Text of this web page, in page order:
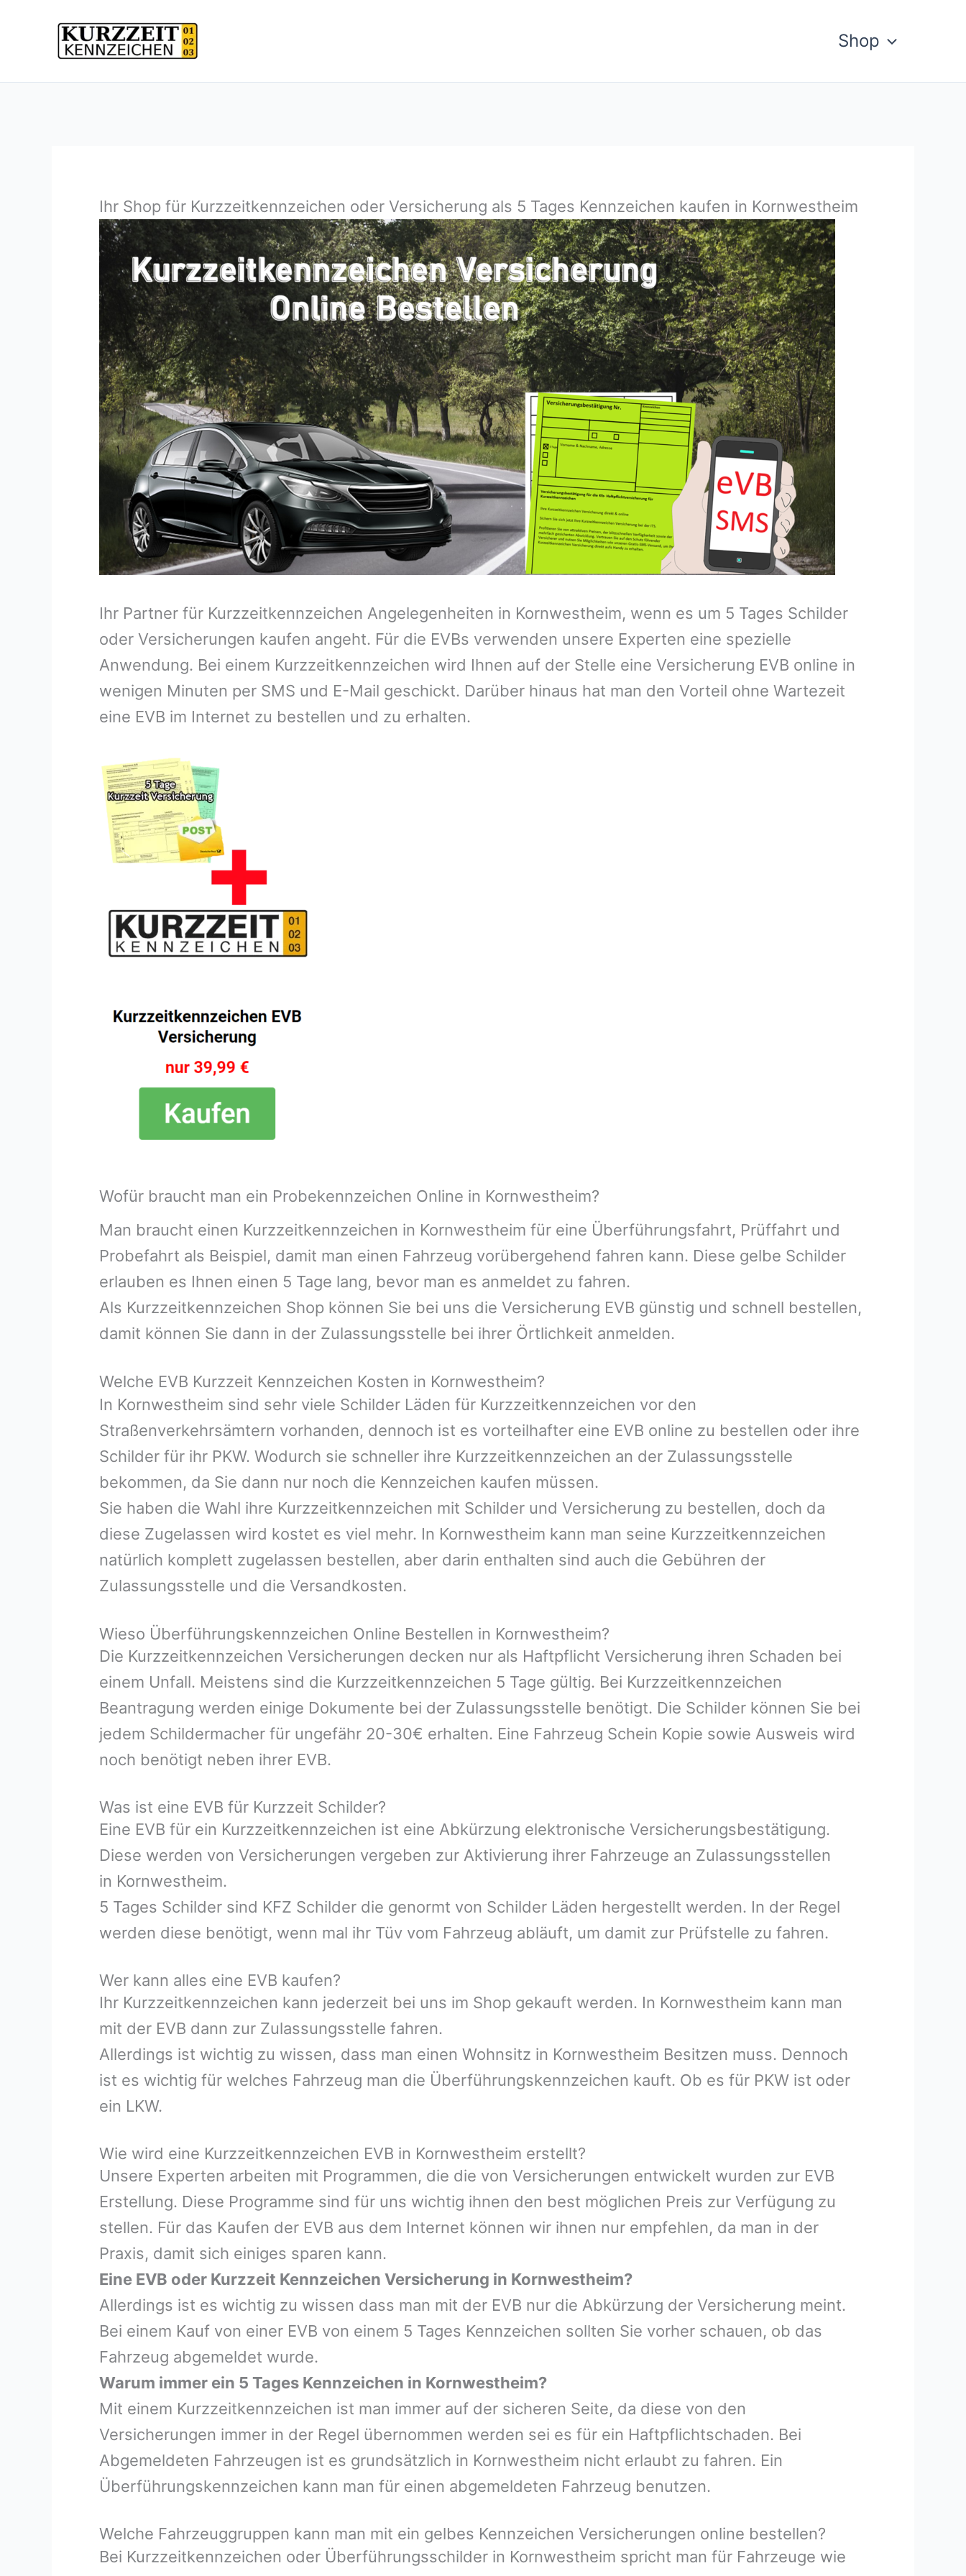
springen
Shop
Ihr Shop für Kurzzeitkennzeichen oder Versicherung als 5 Tages Kennzeichen kaufen in Kornwestheim
Ihr Partner für Kurzzeitkennzeichen Angelegenheiten in Kornwestheim, wenn es um 5 Tages Schilder
oder Versicherungen kaufen angeht. Für die EVBs verwenden unsere Experten eine spezielle
Anwendung. Bei einem Kurzzeitkennzeichen wird Ihnen auf der Stelle eine Versicherung EVB online in
wenigen Minuten per SMS und E-Mail geschickt. Darüber hinaus hat man den Vorteil ohne Wartezeit
eine EVB im Internet zu bestellen und zu erhalten.
Wofür braucht man ein Probekennzeichen Online in Kornwestheim?
Man braucht einen Kurzzeitkennzeichen in Kornwestheim für eine Überführungsfahrt, Prüffahrt und
Probefahrt als Beispiel, damit man einen Fahrzeug vorübergehend fahren kann. Diese gelbe Schilder
erlauben es Ihnen einen 5 Tage lang, bevor man es anmeldet zu fahren.
Als Kurzzeitkennzeichen Shop können Sie bei uns die Versicherung EVB günstig und schnell bestellen,
damit können Sie dann in der Zulassungsstelle bei ihrer Örtlichkeit anmelden.
Welche EVB Kurzzeit Kennzeichen Kosten in Kornwestheim?
In Kornwestheim sind sehr viele Schilder Läden für Kurzzeitkennzeichen vor den
Straßenverkehrsämtern vorhanden, dennoch ist es vorteilhafter eine EVB online zu bestellen oder ihre
Schilder für ihr PKW. Wodurch sie schneller ihre Kurzzeitkennzeichen an der Zulassungsstelle
bekommen, da Sie dann nur noch die Kennzeichen kaufen müssen.
Sie haben die Wahl ihre Kurzzeitkennzeichen mit Schilder und Versicherung zu bestellen, doch da
diese Zugelassen wird kostet es viel mehr. In Kornwestheim kann man seine Kurzzeitkennzeichen
natürlich komplett zugelassen bestellen, aber darin enthalten sind auch die Gebühren der
Zulassungsstelle und die Versandkosten.
Wieso Überführungskennzeichen Online Bestellen in Kornwestheim?
Die Kurzzeitkennzeichen Versicherungen decken nur als Haftpflicht Versicherung ihren Schaden bei
einem Unfall. Meistens sind die Kurzzeitkennzeichen 5 Tage gültig. Bei Kurzzeitkennzeichen
Beantragung werden einige Dokumente bei der Zulassungsstelle benötigt. Die Schilder können Sie bei
jedem Schildermacher für ungefähr 20-30€ erhalten. Eine Fahrzeug Schein Kopie sowie Ausweis wird
noch benötigt neben ihrer EVB.
Was ist eine EVB für Kurzzeit Schilder?
Eine EVB für ein Kurzzeitkennzeichen ist eine Abkürzung elektronische Versicherungsbestätigung.
Diese werden von Versicherungen vergeben zur Aktivierung ihrer Fahrzeuge an Zulassungsstellen
in Kornwestheim.
5 Tages Schilder sind KFZ Schilder die genormt von Schilder Läden hergestellt werden. In der Regel
werden diese benötigt, wenn mal ihr Tüv vom Fahrzeug abläuft, um damit zur Prüfstelle zu fahren.
Wer kann alles eine EVB kaufen?
Ihr Kurzzeitkennzeichen kann jederzeit bei uns im Shop gekauft werden. In Kornwestheim kann man
mit der EVB dann zur Zulassungsstelle fahren.
Allerdings ist wichtig zu wissen, dass man einen Wohnsitz in Kornwestheim Besitzen muss. Dennoch
ist es wichtig für welches Fahrzeug man die Überführungskennzeichen kauft. Ob es für PKW ist oder
ein LKW.
Wie wird eine Kurzzeitkennzeichen EVB in Kornwestheim erstellt?
Unsere Experten arbeiten mit Programmen, die die von Versicherungen entwickelt wurden zur EVB
Erstellung. Diese Programme sind für uns wichtig ihnen den best möglichen Preis zur Verfügung zu
stellen. Für das Kaufen der EVB aus dem Internet können wir ihnen nur empfehlen, da man in der
Praxis, damit sich einiges sparen kann.
Eine EVB oder Kurzzeit Kennzeichen Versicherung in Kornwestheim?
Allerdings ist es wichtig zu wissen dass man mit der EVB nur die Abkürzung der Versicherung meint.
Bei einem Kauf von einer EVB von einem 5 Tages Kennzeichen sollten Sie vorher schauen, ob das
Fahrzeug abgemeldet wurde.
Warum immer ein 5 Tages Kennzeichen in Kornwestheim?
Mit einem Kurzzeitkennzeichen ist man immer auf der sicheren Seite, da diese von den
Versicherungen immer in der Regel übernommen werden sei es für ein Haftpflichtschaden. Bei
Abgemeldeten Fahrzeugen ist es grundsätzlich in Kornwestheim nicht erlaubt zu fahren. Ein
Überführungskennzeichen kann man für einen abgemeldeten Fahrzeug benutzen.
Welche Fahrzeuggruppen kann man mit ein gelbes Kennzeichen Versicherungen online bestellen?
Bei Kurzzeitkennzeichen oder Überführungsschilder in Kornwestheim spricht man für Fahrzeuge wie